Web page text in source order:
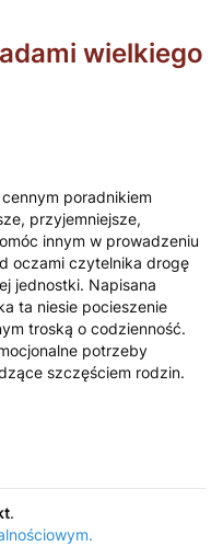
wielkiego
poradnikiem
przyjemniejsze,
innym w prowadzeniu
oczami czytelnika drogę
jednostki. Napisana
ta niesie pocieszenie
troską o codzienność.
potrzeby
szczęściem rodzin.
.